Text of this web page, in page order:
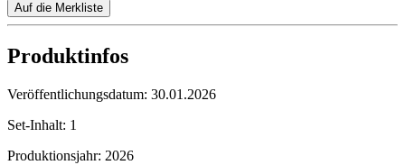
Auf die Merkliste
Produktinfos
Veröffentlichungsdatum: 30.01.2026
Set-Inhalt: 1
Produktionsjahr: 2026